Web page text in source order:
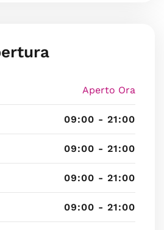
Aperto Ora
09:00 - 21:00
09:00 - 21:00
09:00 - 21:00
09:00 - 21:00